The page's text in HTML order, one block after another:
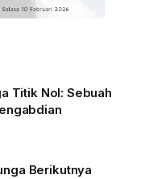
Titik Nol: Sebuah
Berikutnya